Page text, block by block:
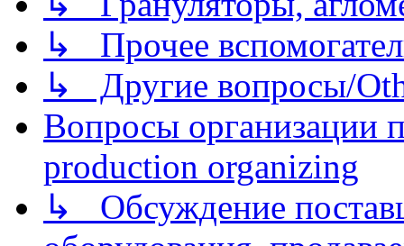
↳ Прочее
↳ Другие вопросы/
Вопросы организации
production organizing
↳ Обсуждение